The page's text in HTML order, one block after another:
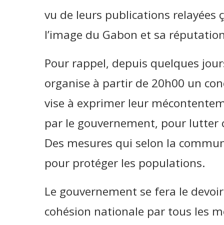
vu de leurs publications relayées
l’image du Gabon et sa
Pour rappel, depuis quelques
organise à partir de 20h00 un
vise à exprimer leur
par le gouvernement, pour lutter
Des mesures qui selon la
pour protéger les populations.
Le gouvernement se fera le
cohésion nationale par tous les